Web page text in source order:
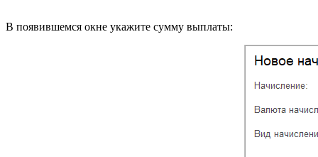
В появившемся окне укажите сумму выплаты: